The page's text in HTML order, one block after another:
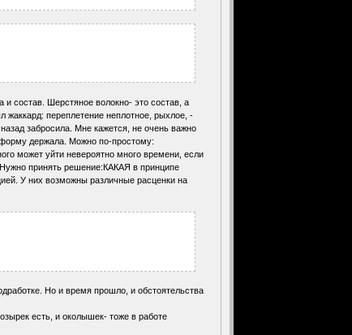
состав. Шерстяное волокно- это состав, а
жаккард: переплетение неплотное, рыхлое, -
забросила. Мне кажется, не очень важно
держала. Можно по-простому:
может уйти невероятно много времени, если
принять решение:КАКАЯ в принципе
У них возможны различные расценки на
Но и время прошло, и обстоятельства
есть, и околышек- тоже в работе